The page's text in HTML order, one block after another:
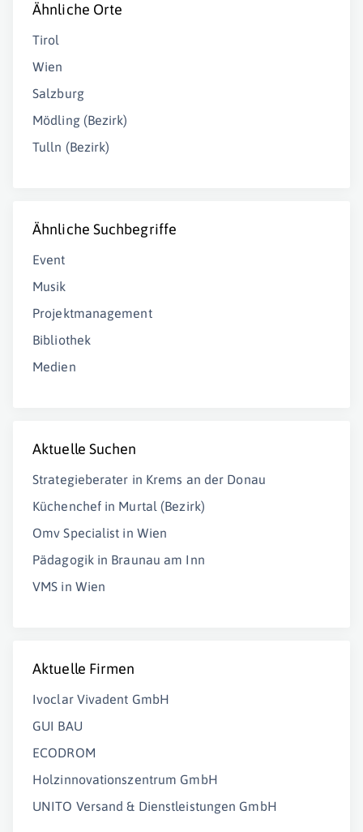
Ähnliche Orte
Tirol
Wien
Salzburg
Mödling (Bezirk)
Tulln (Bezirk)
Ähnliche Suchbegriffe
Event
Musik
Projektmanagement
Bibliothek
Medien
Aktuelle Suchen
Strategieberater in Krems an der Donau
Küchenchef in Murtal (Bezirk)
Omv Specialist in Wien
Pädagogik in Braunau am Inn
VMS in Wien
Aktuelle Firmen
Ivoclar Vivadent GmbH
GUI BAU
ECODROM
Holzinnovationszentrum GmbH
UNITO Versand & Dienstleistungen GmbH